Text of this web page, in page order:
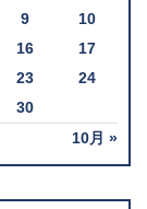
10月 »
9
10
16
17
23
24
30